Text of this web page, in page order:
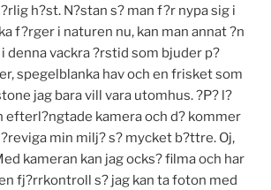
h?st. N?stan s? man f?r nypa sig i
f?rger i naturen nu, kan man annat ?n
denna vackra ?rstid som bjuder p?
spegelblanka hav och en frisket som
jag bara vill vara utomhus. ?P? l?
efterl?ngtade kamera och d? kommer
min milj? s? mycket b?ttre. Oj,
kameran kan jag ocks? filma och har
fj?rrkontroll s? jag kan ta foton med